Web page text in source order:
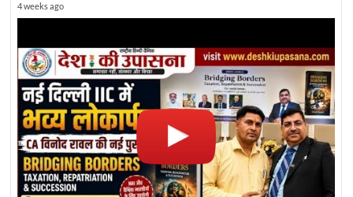
4 weeks ago